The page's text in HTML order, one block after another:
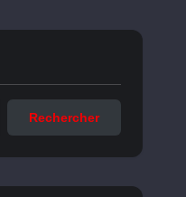
Rechercher